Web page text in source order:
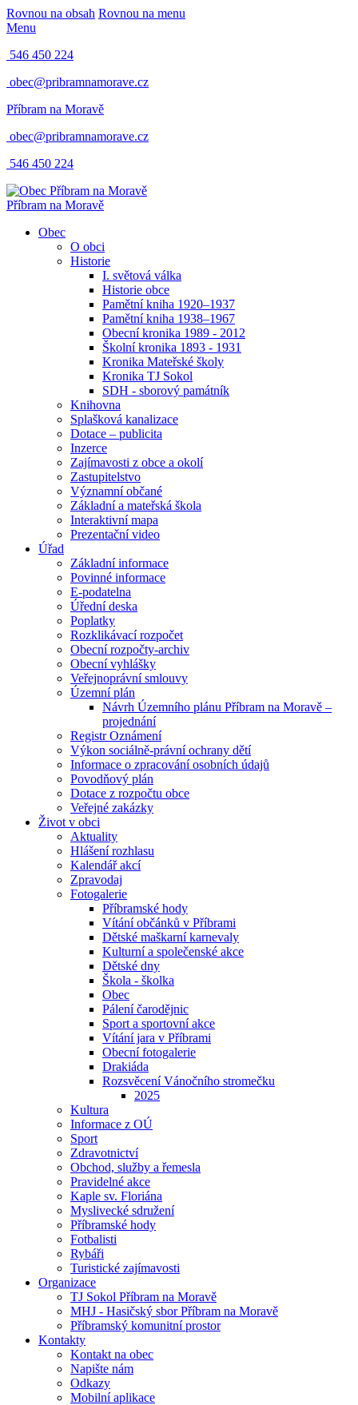
Rovnou na obsah Rovnou na menu
Menu
546 450 224
obec@pribramnamorave.cz
Příbram na Moravě
obec@pribramnamorave.cz
546 450 224
Příbram na Moravě
Obec
O obci
Historie
I. světová válka
Historie obce
Pamětní kniha 1920–1937
Pamětní kniha 1938–1967
Obecní kronika 1989 - 2012
Školní kronika 1893 - 1931
Kronika Mateřské školy
Kronika TJ Sokol
SDH - sborový památník
Knihovna
Splašková kanalizace
Dotace – publicita
Inzerce
Zajímavosti z obce a okolí
Zastupitelstvo
Významní občané
Základní a mateřská škola
Interaktivní mapa
Prezentační video
Úřad
Základní informace
Povinné informace
E-podatelna
Úřední deska
Poplatky
Rozklikávací rozpočet
Obecní rozpočty-archiv
Obecní vyhlášky
Veřejnoprávní smlouvy
Územní plán
Návrh Územního plánu Příbram na Moravě –
projednání
Registr Oznámení
Výkon sociálně-právní ochrany dětí
Informace o zpracování osobních údajů
Povodňový plán
Dotace z rozpočtu obce
Veřejné zakázky
Život v obci
Aktuality
Hlášení rozhlasu
Kalendář akcí
Zpravodaj
Fotogalerie
Příbramské hody
Vítání občánků v Příbrami
Dětské maškarní karnevaly
Kulturní a společenské akce
Dětské dny
Škola - školka
Obec
Pálení čarodějnic
Sport a sportovní akce
Vítání jara v Příbrami
Obecní fotogalerie
Drakiáda
Rozsvěcení Vánočního stromečku
2025
Kultura
Informace z OÚ
Sport
Zdravotnictví
Obchod, služby a řemesla
Pravidelné akce
Kaple sv. Floriána
Myslivecké sdružení
Příbramské hody
Fotbalisti
Rybáři
Turistické zajímavosti
Organizace
TJ Sokol Příbram na Moravě
MHJ - Hasičský sbor Příbram na Moravě
Příbramský komunitní prostor
Kontakty
Kontakt na obec
Napište nám
Odkazy
Mobilní aplikace